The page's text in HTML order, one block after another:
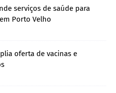
serviços de saúde para
Porto Velho
oferta de vacinas e